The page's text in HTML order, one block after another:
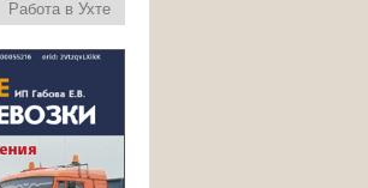
Работа в Ухте